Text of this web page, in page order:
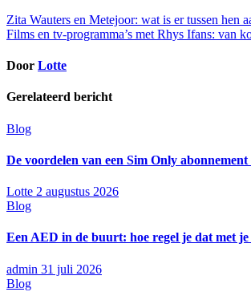
Bericht
navigatie
Zita Wauters en Metejoor: wat is er tussen hen
Films en tv-programma’s met Rhys Ifans: van
Door Lotte
Gerelateerd bericht
Blog
De voordelen van een Sim Only
Lotte 2 augustus 2026
Blog
Een AED in de buurt: hoe regel je dat met
admin 31 juli 2026
Blog